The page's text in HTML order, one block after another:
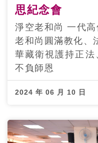
思紀念會
淨空老和
老和尚圓滿教化、
華藏衛視護持正法
不負師恩
2024 年 06 月 10 日